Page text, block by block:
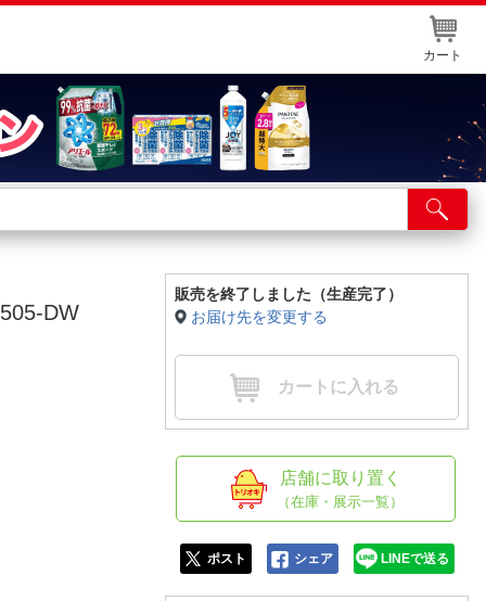
カート
舗サービス
ト取り置き
情報・店舗一覧
DW
販売を終了しました（生産完了）
お届け先を変更する
カートに入れる
店舗に取り置く
（在庫・展示一覧）
ポスト シェア LINEで送る